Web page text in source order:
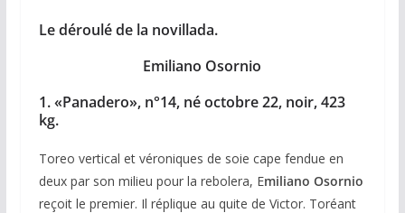
Le déroulé de la novillada.
Emiliano Osornio
1. «Panadero», n°14, né octobre 22, noir, 423
kg.
Toreo vertical et véroniques de soie cape fendue en
deux par son milieu pour la rebolera, Emiliano Osornio
reçoit le premier. Il réplique au quite de Victor. Toréant